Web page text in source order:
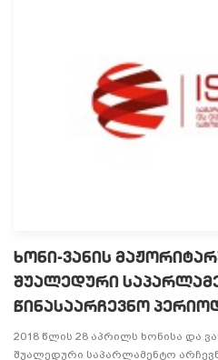
ხონი-ვანის
შუალედური
წინასაარჩევნო
2018 წლის 28 აპრილს ხონისა და
შუალედური საპარლამენტო